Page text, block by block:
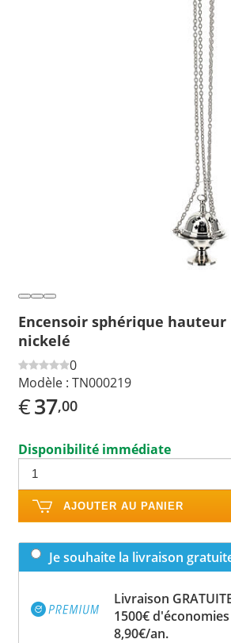
Encensoir sphérique hauteur
nickelé
0
Modèle : TN000219
€37,00
Disponibilité immédiate
AJOUTER AU PANIER
Je souhaite la livraison
Livraison
1500€
8,90€/an.